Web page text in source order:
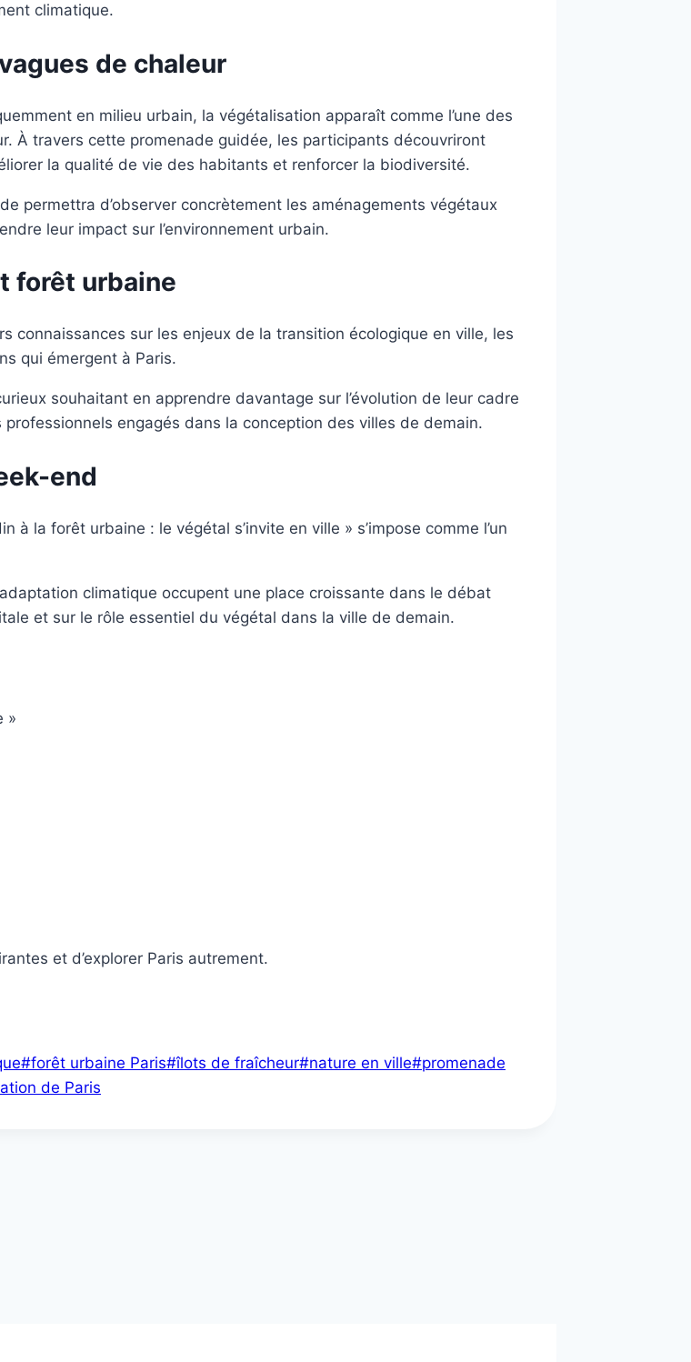
climatique.
de chaleur
en milieu urbain, la végétalisation apparaît comme l’une des
À travers cette promenade guidée, les participants découvriront
la qualité de vie des habitants et renforcer la biodiversité.
permettra d’observer concrètement les aménagements végétaux
leur impact sur l’environnement urbain.
forêt urbaine
connaissances sur les enjeux de la transition écologique en ville, les
qui émergent à Paris.
souhaitant en apprendre davantage sur l’évolution de leur cadre
professionnels engagés dans la conception des villes de demain.
end
la forêt urbaine : le végétal s’invite en ville » s’impose comme l’un
climatique occupent une place croissante dans le débat
et sur le rôle essentiel du végétal dans la ville de demain.
»
et d’explorer Paris autrement.
#forêt urbaine Paris#îlots de fraîcheur#nature en ville#promenade
de Paris